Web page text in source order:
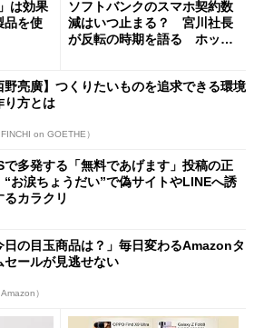
は効果
を使
ソフトバンクのスマホ契約数
減はいつ止まる？ 宮川社長
が反転の時期を語る ホッピ
野亮廣】つくりたいものを追求できる環境
り方とは
on GOETHE）
で多発する「無料であげます」投稿の正
お涙ちょうだい”で偽サイトやLINEへ誘
るカラクリ
日の目玉商品は？」毎日変わるAmazonタ
セールが見逃せない
）